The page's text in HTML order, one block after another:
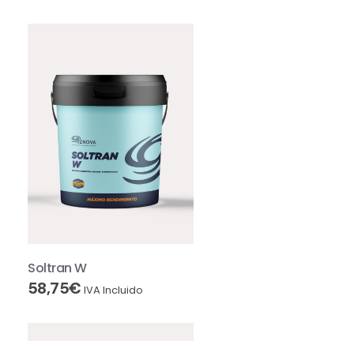
Soltran W
58,75€ IVA Incluido